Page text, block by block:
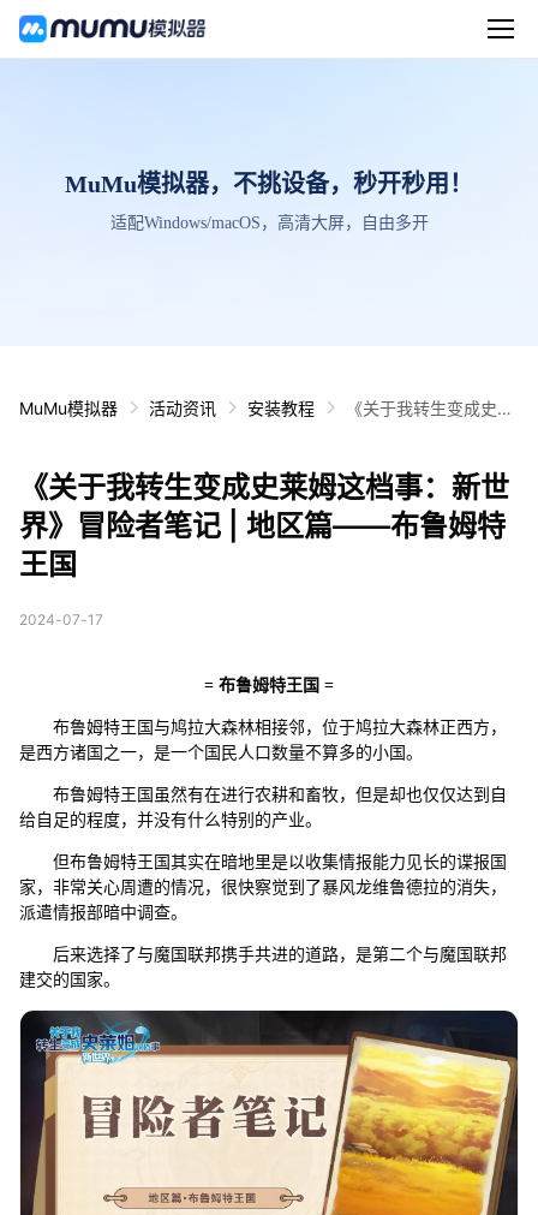
MuMu模拟器，不挑设备，秒开秒用！
适配Windows/macOS，高清大屏，自由多开
MuMu模拟器 活动资讯 安装教程
《关于我转生变成史莱
布鲁姆特王国
《关于我转生变成史莱姆这档事：新世
界》冒险者笔记 | 地区篇——布鲁姆特
王国
2024-07-17
= 布鲁姆特王国 =
布鲁姆特王国与鸠拉大森林相接邻，位于鸠拉大森林正西方，
是西方诸国之一，是一个国民人口数量不算多的小国。
布鲁姆特王国虽然有在进行农耕和畜牧，但是却也仅仅达到自
给自足的程度，并没有什么特别的产业。
但布鲁姆特王国其实在暗地里是以收集情报能力见长的谍报国
家，非常关心周遭的情况，很快察觉到了暴风龙维鲁德拉的消失，
派遣情报部暗中调查。
后来选择了与魔国联邦携手共进的道路，是第二个与魔国联邦
建交的国家。